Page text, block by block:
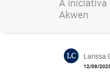
A iniciativa
Akwen
LC Larissa
12/09/